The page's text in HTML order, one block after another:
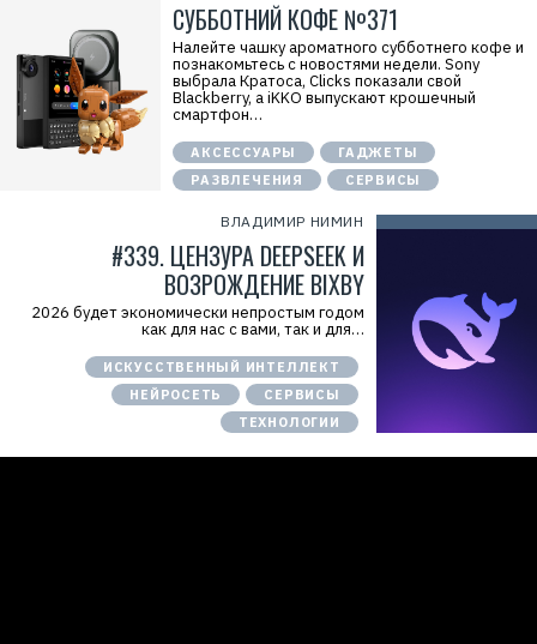
СУББОТНИЙ КОФЕ №371
Налейте чашку ароматного субботнего кофе и
познакомьтесь с новостями недели. Sony
выбрала Кратоса, Clicks показали свой
Blackberry, а iKKO выпускают крошечный
смартфон…
АКСЕССУАРЫ
ГАДЖЕТЫ
РАЗВЛЕЧЕНИЯ
СЕРВИСЫ
ВЛАДИМИР НИМИН
#339. ЦЕНЗУРА DEEPSEEK И
ВОЗРОЖДЕНИЕ BIXBY
2026 будет экономически непростым годом
как для нас с вами, так и для…
ИСКУССТВЕННЫЙ ИНТЕЛЛЕКТ
НЕЙРОСЕТЬ
СЕРВИСЫ
ТЕХНОЛОГИИ